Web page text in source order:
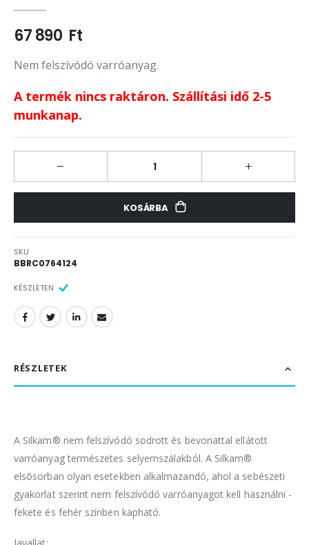
67 890 Ft
Nem felszívódó varróanyag.
A termék nincs raktáron. Szállítási idő 2-5
munkanap.
KOSÁRBA
SKU
BBRC0764124
KÉSZLETEN
RÉSZLETEK
A Silkam® nem felszívódó sodrott és bevonattal ellátott
varróanyag természetes selyemszálakból. A Silkam®
elsõsorban olyan esetekben alkalmazandó, ahol a sebészeti
gyakorlat szerint nem felszívódó varróanyagot kell használni -
fekete és fehér színben kapható.